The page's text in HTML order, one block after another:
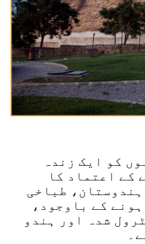
کے اعتماد کا
طباخی
کے باوجود،
شدہ اور ہندو